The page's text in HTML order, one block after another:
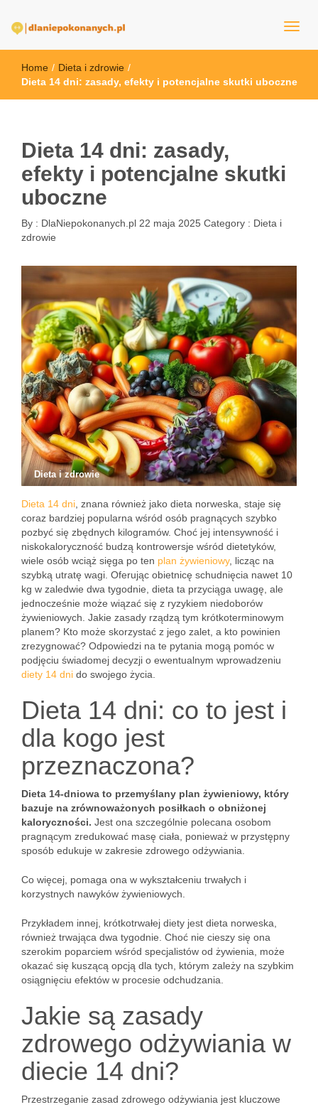
dlaNiepokonanych.pl
Home / Dieta i zdrowie /
Dieta 14 dni: zasady, efekty i potencjalne skutki uboczne
Dieta 14 dni: zasady,
efekty i potencjalne skutki
uboczne
By : DlaNiepokonanych.pl 22 maja 2025 Category : Dieta i
zdrowie
Dieta i zdrowie
Dieta 14 dni , znana również jako dieta norweska, staje się
coraz bardziej popularna wśród osób pragnących szybko
pozbyć się zbędnych kilogramów. Choć jej intensywność i
niskokaloryczność budzą kontrowersje wśród dietetyków,
wiele osób wciąż sięga po ten plan żywieniowy, licząc na
szybką utratę wagi. Oferując obietnicę schudnięcia nawet 10
kg w zaledwie dwa tygodnie, dieta ta przyciąga uwagę, ale
jednocześnie może wiązać się z ryzykiem niedoborów
żywieniowych. Jakie zasady rządzą tym krótkoterminowym
planem? Kto może skorzystać z jego zalet, a kto powinien
zrezygnować? Odpowiedzi na te pytania mogą pomóc w
podjęciu świadomej decyzji o ewentualnym wprowadzeniu
diety 14 dni do swojego życia.
Dieta 14 dni: co to jest i
dla kogo jest
przeznaczona?
Dieta 14-dniowa to przemyślany plan żywieniowy, który
bazuje na zrównoważonych posiłkach o obniżonej
kaloryczności. Jest ona szczególnie polecana osobom
pragnącym zredukować masę ciała, ponieważ w przystępny
sposób edukuje w zakresie zdrowego odżywiania.
Co więcej, pomaga ona w wykształceniu trwałych i
korzystnych nawyków żywieniowych.
Przykładem innej, krótkotrwałej diety jest dieta norweska,
również trwająca dwa tygodnie. Choć nie cieszy się ona
szerokim poparciem wśród specjalistów od żywienia, może
okazać się kuszącą opcją dla tych, którym zależy na szybkim
osiągnięciu efektów w procesie odchudzania.
Jakie są zasady
zdrowego odżywiania w
diecie 14 dni?
Przestrzeganie zasad zdrowego odżywiania jest kluczowe